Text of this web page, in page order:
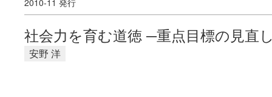
2010-11 発行
社会力を育む道徳 ─重点目標の見直
安野 洋